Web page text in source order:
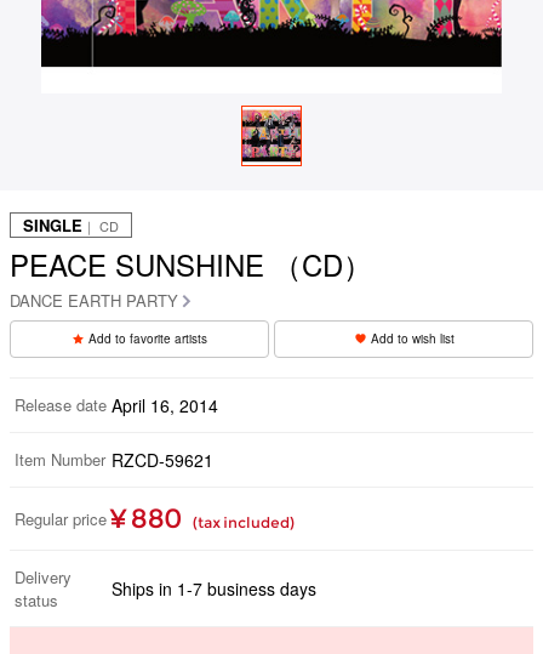
SINGLE ｜ CD
PEACE SUNSHINE （CD）
DANCE EARTH PARTY
Add to favorite artists Add to wish list
Release date April 16, 2014
Item Number RZCD-59621
Regular price ¥ 880 (tax included)
Delivery
status
Ships in 1-7 business days